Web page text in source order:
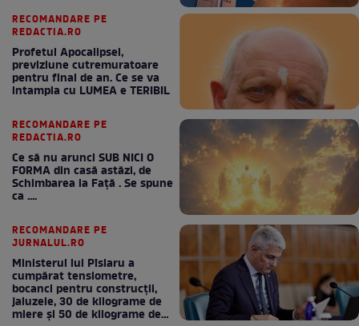
RECOMANDARE PE
REDACTIA.RO
Profetul Apocalipsei,
previziune cutremuratoare
pentru final de an. Ce se va
intampla cu LUMEA e TERIBIL
RECOMANDARE PE
REDACTIA.RO
Ce să nu arunci SUB NICI O
FORMA din casă astăzi, de
Schimbarea la Față . Se spune
ca ....
RECOMANDARE PE
JURNALUL.RO
Ministerul lui Pîslaru a
cumpărat tensiometre,
bocanci pentru construcții,
jaluzele, 30 de kilograme de
miere și 50 de kilograme de